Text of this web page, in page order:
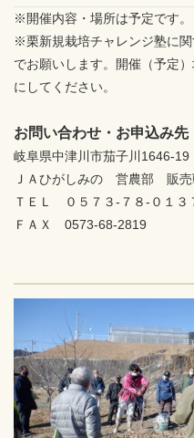
※開催内容・場所は予定です。
※栗新規栽培チャレンジ塾に
でお願いします。開催（予定
にしてください。
お問い合わせ・お申込み先
岐阜県中津川市茄子川1646-19
ＪＡひがしみの 営農部 販売
ＴＥＬ ０５７３‐７８‐０１３
ＦＡＸ 0573-68-2819